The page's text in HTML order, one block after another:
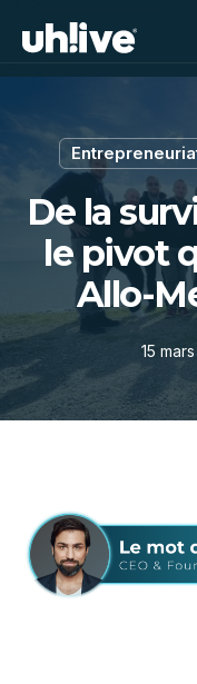
De la
le pivot
Allo-
15